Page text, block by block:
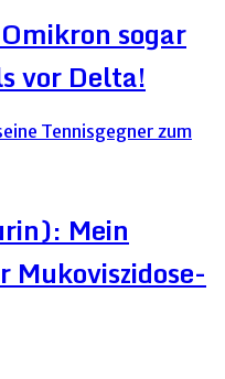
sogar
vor Delta!
Mein
Mukoviszidose-